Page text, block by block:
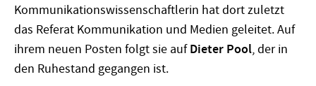
Kommunikationswissenschaftlerin hat dort zuletzt
das Referat Kommunikation und Medien geleitet. Auf
ihrem neuen Posten folgt sie aufDieter Pool, der in
den Ruhestand gegangen ist.